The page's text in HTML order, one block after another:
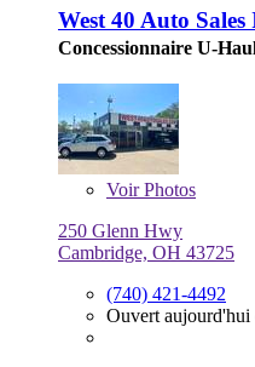
West 40 Auto Sales
Concessionnaire U-
VoirPhotos
250 Glenn Hwy
Cambridge, OH 43725
(740) 421-4492
Ouvert aujourd'hui